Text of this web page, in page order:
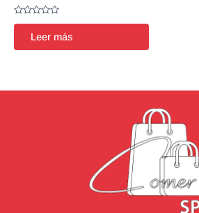
Valorado
de
Leer más